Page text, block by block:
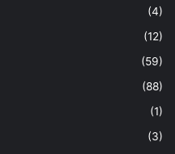
(4)
(12)
(59)
(88)
(1)
(3)